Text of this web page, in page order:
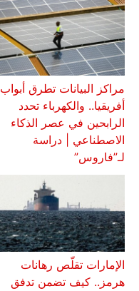
مراكز البيانات تطرق أبواب
أفريقيا.. والكهرباء تحدد
الرابحين في عصر الذكاء
الاصطناعي | دراسة
لـ”فاروس”
الإمارات تقلّص رهانات
هرمز.. كيف تضمن تدفق